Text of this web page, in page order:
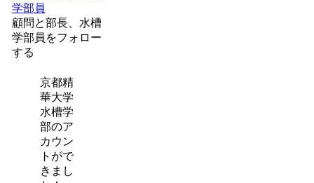
学部員
顧問と部長、水槽
学部員をフォロー
する
京都精
華大学
水槽学
部のア
カウン
トがで
きまし